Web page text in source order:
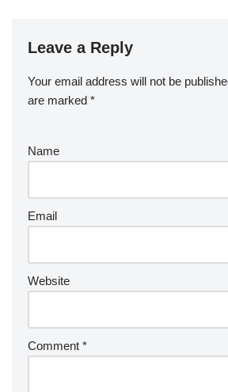
Leave a Reply
Your email address will not be
are marked *
Name
Email
Website
Comment *